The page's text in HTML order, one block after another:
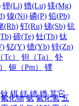
锂(Li) 镥(Lu) 镁(Mg)
镍(Ni) 磷(P) 铅(Pb)
(Rh) 钌(Ru) 锑(Sb) 钪
碲(Te) 钍(Th) 钛
钇(Y) 镱(Yb) 锌(Zn)
） 钽（Ta）
钋
钷（Pm）
镤
氟化物 氨 氰化氢 五
钬 铒 铥 镱 镥 其它